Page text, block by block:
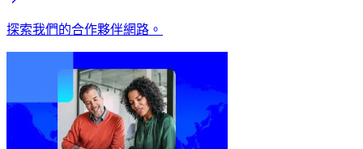
探索我們的合作夥伴網路。​​